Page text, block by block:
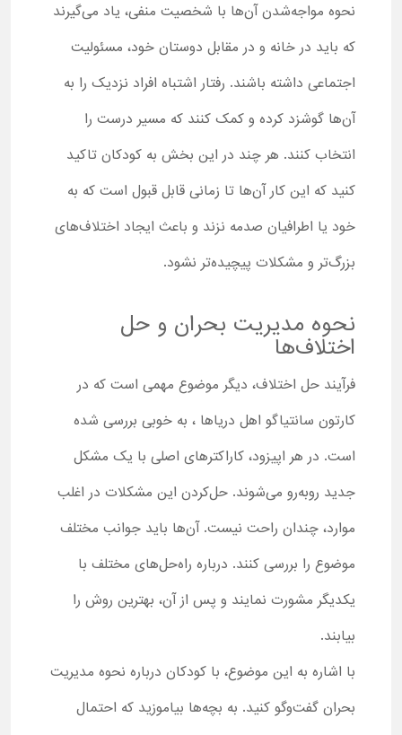
نحوه مواجه‌شدن آن‌ها با شخصیت منفی، یاد می‌گیرند
که باید در خانه و در مقابل دوستان خود، مسئولیت
اجتماعی داشته باشند. رفتار اشتباه افراد نزدیک را به
آن‌ها گوشزد کرده و کمک کنند که مسیر درست را
انتخاب کنند. هر چند در این بخش به کودکان تاکید
کنید که این کار آن‌ها تا زمانی قابل قبول است که به
خود یا اطرافیان صدمه نزند و باعث ایجاد اختلاف‌های
بزرگ‌تر و مشکلات پیچیده‌تر نشود.
نحوه مدیریت بحران و حل
اختلاف‌ها
فرآیند حل اختلاف، دیگر موضوع مهمی است که در
کارتون سانتیاگو اهل دریاها ، به خوبی بررسی شده
است. در هر اپیزود، کاراکترهای اصلی با یک مشکل
جدید روبه‌رو می‌شوند. حل‌کردن این مشکلات در اغلب
موارد، چندان راحت نیست. آن‌ها باید جوانب مختلف
موضوع را بررسی کنند. درباره راه‌حل‌های مختلف با
یکدیگر مشورت نمایند و پس از آن، بهترین روش را
بیابند.
با اشاره به این موضوع، با کودکان درباره نحوه مدیریت
بحران گفت‌وگو کنید. به بچه‌ها بیاموزید که احتمال